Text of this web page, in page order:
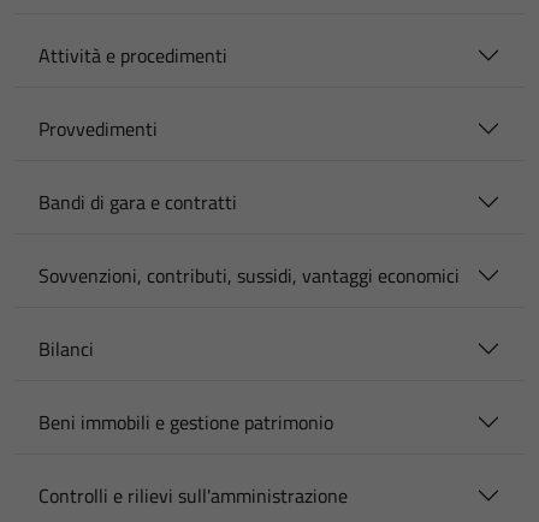
Attività e procedimenti
Provvedimenti
Bandi di gara e contratti
Sovvenzioni, contributi, sussidi, vantaggi economici
Bilanci
Beni immobili e gestione patrimonio
Controlli e rilievi sull'amministrazione